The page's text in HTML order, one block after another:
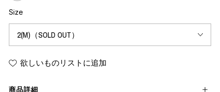
Size
欲しいものリストに追加
商品詳細